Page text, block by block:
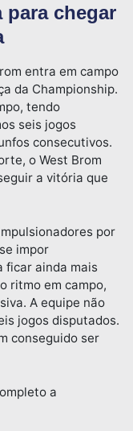
para chegar
entra em campo
da Championship.
tendo
seis jogos
consecutivos.
o West Brom
a vitória que
por
impor
ficar ainda mais
ritmo em campo,
A equipe não
jogos disputados.
conseguido ser
a